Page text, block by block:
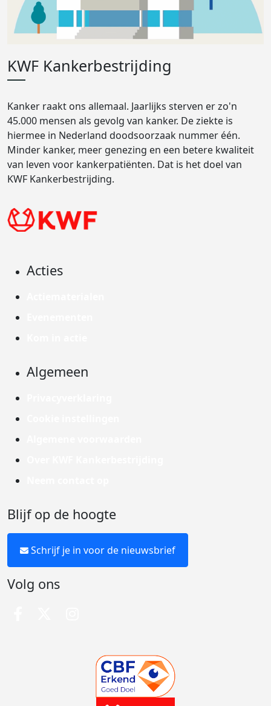
KWF Kankerbestrijding
Kanker raakt ons allemaal. Jaarlijks sterven er zo'n
45.000 mensen als gevolg van kanker. De ziekte is
hiermee in Nederland doodsoorzaak nummer één.
Minder kanker, meer genezing en een betere kwaliteit
van leven voor kankerpatiënten. Dat is het doel van
KWF Kankerbestrijding.
Acties
Algemeen
Blijf op de hoogte
Schrijf je in voor de nieuwsbrief
Volg ons